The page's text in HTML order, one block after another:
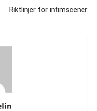
Riktlinjer för intimscener